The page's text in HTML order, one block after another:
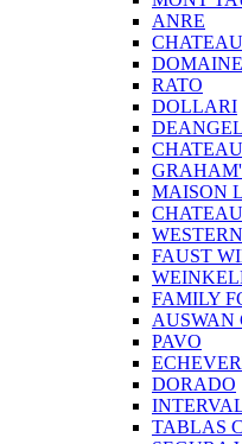
ANRE
RATO
DOLLARI
MAISON
FAUST
FAMILY
AUSWAN
PAVO
DORADO
TABLAS